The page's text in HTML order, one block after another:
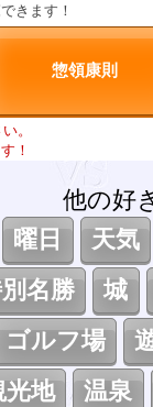
きます！
。
！
他の好
曜日
天気
名勝
城
ゴルフ場
光地
温泉